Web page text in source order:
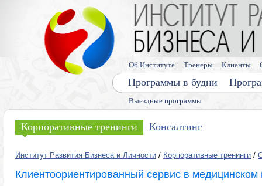
Выездные программы
Программы в будни
Об Институте Тренеры Клиенты
Корпоративные тренинги Консалтинг
Институт Развития Бизнеса и Личности / Корпоративные тренинги /
Клиентоориентированный сервис в медицинском